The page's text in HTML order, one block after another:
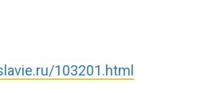
103201.html